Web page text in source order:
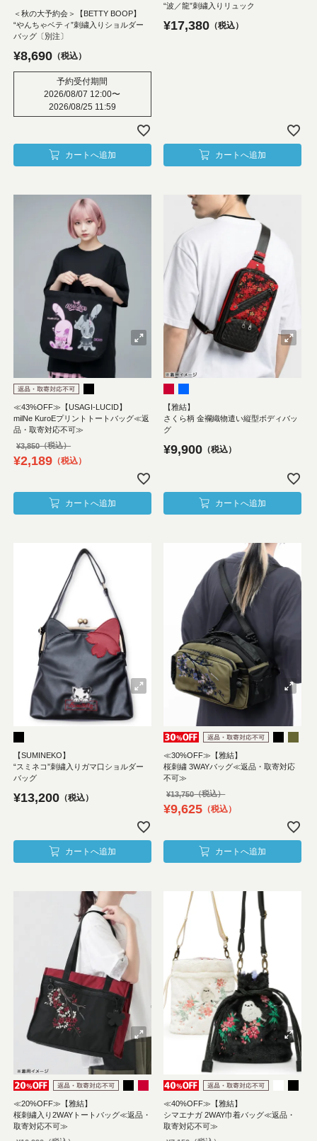
＜秋の大予約会＞【BETTY BOOP】
“やんちゃベティ”刺繍入りショルダー
バッグ〔別注〕
¥8,690 税込
予約受付期間
2026/08/07 12:00〜
2026/08/25 11:59
カートへ追加
“波／龍”刺繍入りリュック
¥17,380 税込
カートへ追加
≪43%OFF≫【USAGI-LUCID】
milNe KuroEプリントトートバッグ≪返
品・取寄対応不可≫
¥3,850
¥2,189 税込
カートへ追加
【雅結】
さくら柄 金襴織物遣い縦型ボディバッ
グ
¥9,900 税込
カートへ追加
【SUMINEKO】
“スミネコ”刺繍入りガマ口ショルダー
バッグ
¥13,200 税込
カートへ追加
≪30%OFF≫【雅結】
桜刺繍 3WAYバッグ≪返品・取寄対応
不可≫
¥13,750
¥9,625 税込
カートへ追加
≪20%OFF≫【雅結】
桜刺繍入り2WAYトートバッグ≪返品・
取寄対応不可≫
≪40%OFF≫【雅結】
シマエナガ 2WAY巾着バッグ≪返品・
取寄対応不可≫